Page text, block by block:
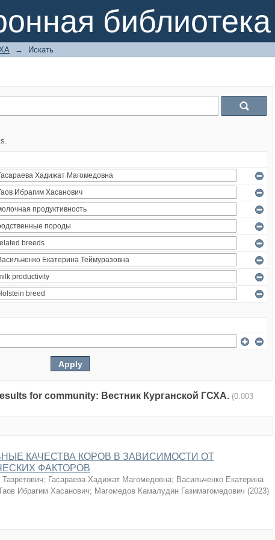
→ Искать
for community: Вестник Курганской ГСХА. (0.003
КАЧЕСТВА КОРОВ В ЗАВИСИМОСТИ ОТ
ФАКТОРОВ
; Гасараева Хадижат Магомедовна; Васильченко Екатерина
Ибрагим Хасанович; Магомедов Камалудин Газимагомедович (2023)